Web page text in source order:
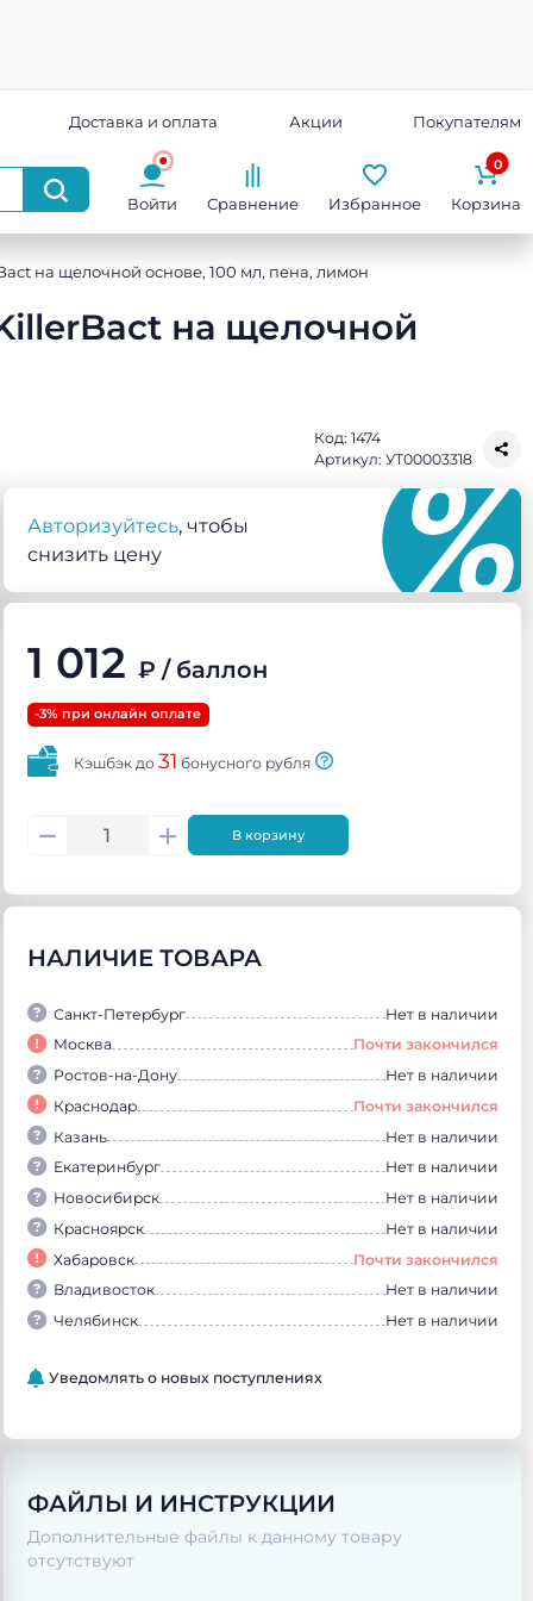
Доставка и оплата Акции Покупателям
Войти Сравнение Избранное
0
Корзина
на щелочной основе, 100 мл, пена, лимон
на щелочной
Код: 1474
Артикул: УТ00003318
Авторизуйтесь, чтобы
снизить цену
1 012 ₽ / баллон
-3% при онлайн оплате
Кэшбэк до 31 бонусного рубля
В корзину
НАЛИЧИЕ ТОВАРА
Санкт-Петербург
Нет в наличии
Москва
Почти закончился
Ростов-на-Дону
Нет в наличии
Краснодар
Почти закончился
Казань
Нет в наличии
Екатеринбург
Нет в наличии
Новосибирск
Нет в наличии
Красноярск
Нет в наличии
Хабаровск
Почти закончился
Владивосток
Нет в наличии
Челябинск
Нет в наличии
Уведомлять о новых поступлениях
ФАЙЛЫ И ИНСТРУКЦИИ
Дополнительные файлы к данному товару
отсутствуют